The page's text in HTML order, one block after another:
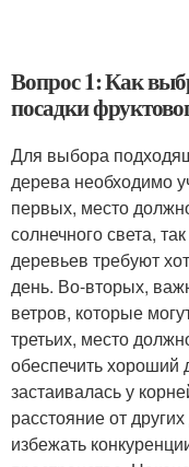
Вопрос 1: Как
посадки
Для выбора
дерева необходимо
первых, место
солнечного света,
деревьев требуют
день. Во-вторых,
ветров, которые
третьих, место
обеспечить
застаивалась у
расстояние от
избежать